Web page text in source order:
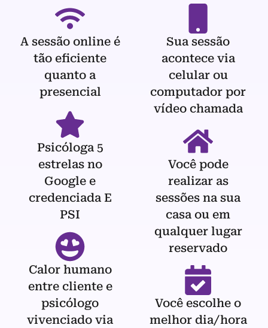
A sessão online é
tão eficiente
quanto a
presencial
Psicóloga 5
estrelas no
Google e
credenciada E
PSI
Calor humano
entre cliente e
psicólogo
vivenciado via
Sua sessão
acontece via
celular ou
computador por
vídeo chamada
Você pode
realizar as
sessões na sua
casa ou em
qualquer lugar
reservado
Você escolhe o
melhor dia/hora